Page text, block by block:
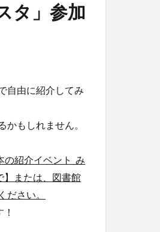
タ」参加
自由に紹介してみ
もしれません。
紹介イベント_み
】または、図書館
ださい。